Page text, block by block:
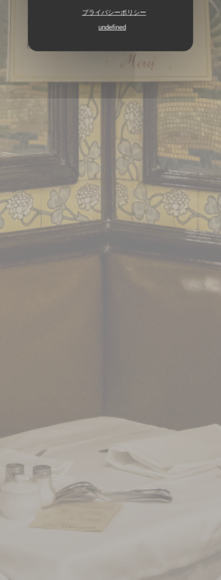
プライバシーポリシー
undefined
151, BOULEVARD SAINT-
GERMAIN 75006 PARIS